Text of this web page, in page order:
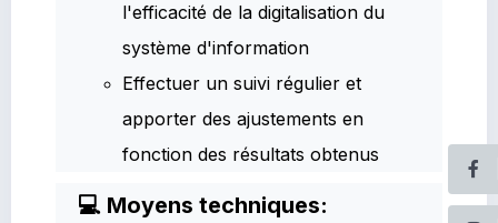
l'efficacité de la digitalisation du
système d'information
Effectuer un suivi régulier et
apporter des ajustements en
fonction des résultats obtenus
💻 Moyens techniques: